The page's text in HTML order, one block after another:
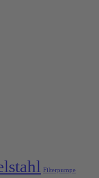
Filterpumpe